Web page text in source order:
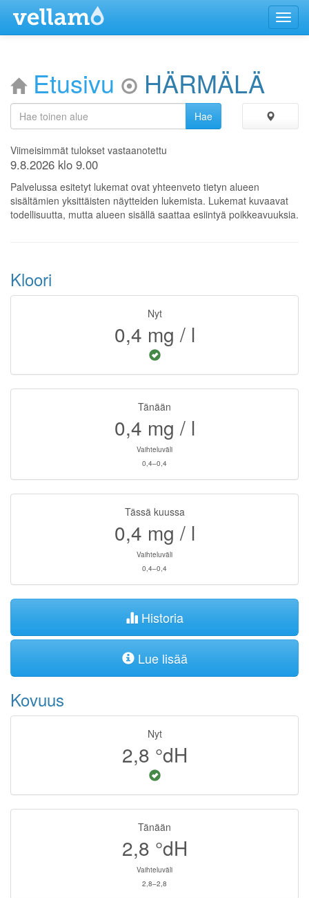
Menu
Etusivu HÄRMÄLÄ
Viimeisimmät tulokset vastaanotettu
9.8.2026 klo 9.00
Palvelussa esitetyt lukemat ovat yhteenveto tietyn alueen
sisältämien yksittäisten näytteiden lukemista. Lukemat kuvaavat
todellisuutta, mutta alueen sisällä saattaa esiintyä poikkeavuuksia.
Kloori
Nyt
0,4 mg / l
Tänään
0,4 mg / l
Vaihteluväli
0,4–0,4
Tässä kuussa
0,4 mg / l
Vaihteluväli
0,4–0,4
Historia
Lue lisää
Kovuus
Nyt
2,8 °dH
Tänään
2,8 °dH
Vaihteluväli
2,8–2,8